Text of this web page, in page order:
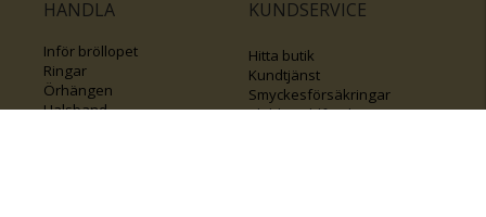
HANDLA
Inför bröllopet
Ringar
Örhängen
Halsband
KUNDSERVICE
Hitta butik
Kundtjänst
Smyckesförsäkringar
Klubb Guldfynd